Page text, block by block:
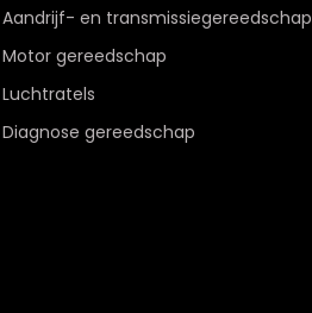
Aandrijf- en transmissiegereedschap
Motor gereedschap
Luchtratels
Diagnose gereedschap